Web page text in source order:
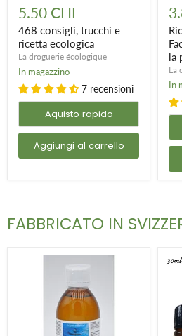
consigli,
trucchi
e
ricetta
ecologica
5.50 CHF
468 consigli, trucchi e
ricetta ecologica
La droguerie écologique
In magazzino
7 recensioni
Aquisto rapido
Aggiungi al carrello
miei
per
la
La
In
FABBRICATO IN